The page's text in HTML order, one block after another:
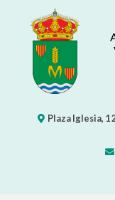
Plaza Iglesia, 1